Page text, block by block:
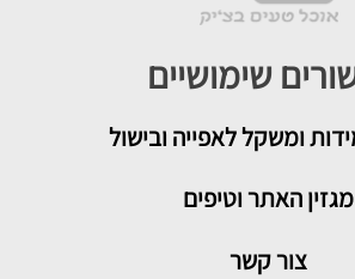
שימושיים
ומשקל לאפייה ובישול
מגזין האתר וטיפים
צור קשר